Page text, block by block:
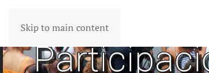
Skip to main content